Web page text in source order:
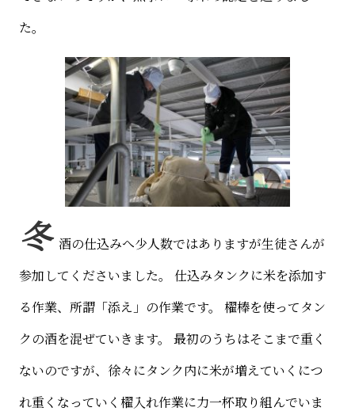
た。
冬酒の仕込みへ少人数ではありますが生徒さんが
参加してくださいました。
仕込みタンクに米を添加す
る作業、所謂「添え」の作業です。
櫂棒を使ってタン
クの酒を混ぜていきます。
最初のうちはそこまで重く
ないのですが、徐々にタンク内に米が増えていくにつ
れ重くなっていく櫂入れ作業に力一杯取り組んでいま